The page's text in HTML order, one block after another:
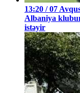
13:20 / 07
Albaniya
istəyir